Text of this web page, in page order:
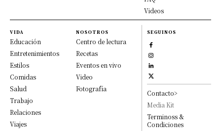
Videos
VIDA
Educación
Entretenimientos
Estilos
Comidas
Salud
Trabajo
Relaciones
Viajes
NOSOTROS
Centro de lectura
Recetas
Eventos en vivo
Video
Fotografía
SEGUINOS
Contacto>
Media Kit
Terminoss &
Condiciones